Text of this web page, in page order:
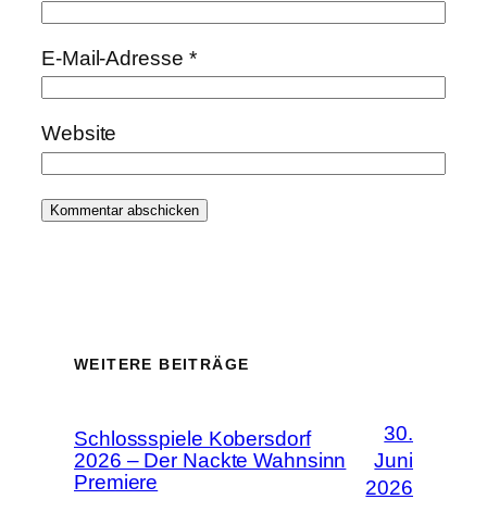
E-Mail-Adresse *
Website
WEITERE BEITRÄGE
Schlossspiele Kobersdorf
2026 – Der Nackte Wahnsinn
Premiere
30.
Juni
2026